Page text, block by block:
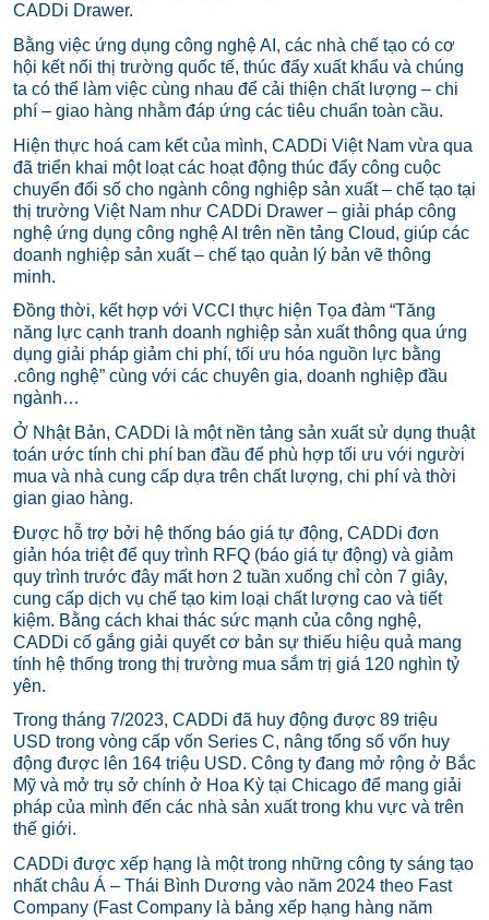
CADDi Drawer.
Bằng việc ứng dụng công nghệ AI, các nhà chế tạo có cơ
hội kết nối thị trường quốc tế, thúc đẩy xuất khẩu và chúng
ta có thể làm việc cùng nhau để cải thiện chất lượng – chi
phí – giao hàng nhằm đáp ứng các tiêu chuẩn toàn cầu.
Hiện thực hoá cam kết của mình, CADDi Việt Nam vừa qua
đã triển khai một loạt các hoạt động thúc đẩy công cuộc
chuyển đổi số cho ngành công nghiệp sản xuất – chế tạo tại
thị trường Việt Nam như CADDi Drawer – giải pháp công
nghệ ứng dụng công nghệ AI trên nền tảng Cloud, giúp các
doanh nghiệp sản xuất – chế tạo quản lý bản vẽ thông
minh.
Đồng thời, kết hợp với VCCI thực hiện Tọa đàm “Tăng
năng lực cạnh tranh doanh nghiệp sản xuất thông qua ứng
dụng giải pháp giảm chi phí, tối ưu hóa nguồn lực bằng
.công nghệ” cùng với các chuyên gia, doanh nghiệp đầu
ngành…
Ở Nhật Bản, CADDi là một nền tảng sản xuất sử dụng thuật
toán ước tính chi phí ban đầu để phù hợp tối ưu với người
mua và nhà cung cấp dựa trên chất lượng, chi phí và thời
gian giao hàng.
Được hỗ trợ bởi hệ thống báo giá tự động, CADDi đơn
giản hóa triệt để quy trình RFQ (báo giá tự động) và giảm
quy trình trước đây mất hơn 2 tuần xuống chỉ còn 7 giây,
cung cấp dịch vụ chế tạo kim loại chất lượng cao và tiết
kiệm. Bằng cách khai thác sức mạnh của công nghệ,
CADDi cố gắng giải quyết cơ bản sự thiếu hiệu quả mang
tính hệ thống trong thị trường mua sắm trị giá 120 nghìn tỷ
yên.
Trong tháng 7/2023, CADDi đã huy động được 89 triệu
USD trong vòng cấp vốn Series C, nâng tổng số vốn huy
động được lên 164 triệu USD. Công ty đang mở rộng ở Bắc
Mỹ và mở trụ sở chính ở Hoa Kỳ tại Chicago để mang giải
pháp của mình đến các nhà sản xuất trong khu vực và trên
thế giới.
CADDi được xếp hạng là một trong những công ty sáng tạo
nhất châu Á – Thái Bình Dương vào năm 2024 theo Fast
Company (Fast Company là bảng xếp hạng hàng năm